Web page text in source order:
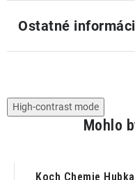
Ostatné
High-contrast mode
Mohlo
Koch Chemie Hubka